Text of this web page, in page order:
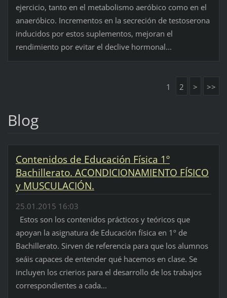
ejercicio, tanto en el metabolismo aeróbico como en el
anaeróbico. Incrementos en la secreción de testoserona
inducidos por estos suplementos, mejoran el
rendimiento por evitar el declive hormonal...
1 2 > >>
Blog
Contenidos de Educación Física 1º
Bachillerato. ACONDICIONAMIENTO FÍSICO
y MUSCULACIÓN.
25.01.2015 16:03
Estos son los contenidos prácticos y teóricos que
apoyan la asignatura de Educación física en 1º de
Bachillerato. Sirven de referencia para que los alumnos
seáis capaces de entender qué hacemos en clase. Se
incluyen los crierios para el desarrollo de los trabajos
correspondientes a cada...